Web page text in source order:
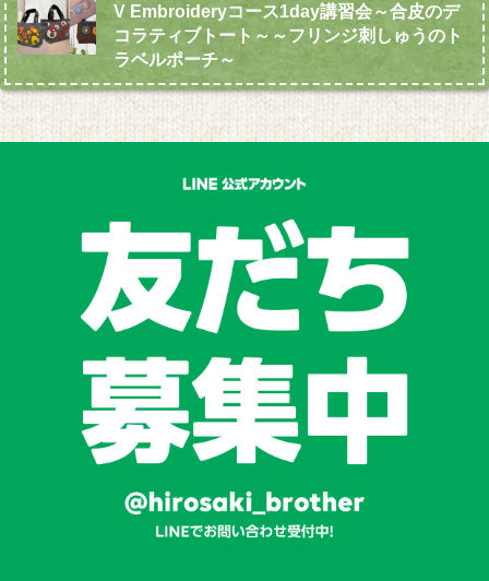
V Embroideryコース1day講習会～合皮のデ
コラティブトート～～フリンジ刺しゅうのト
ラベルポーチ～